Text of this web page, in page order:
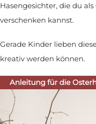
Hasengesichter, die du
verschenken kannst.
Gerade Kinder lieben
kreativ werden können.
Anleitung für die